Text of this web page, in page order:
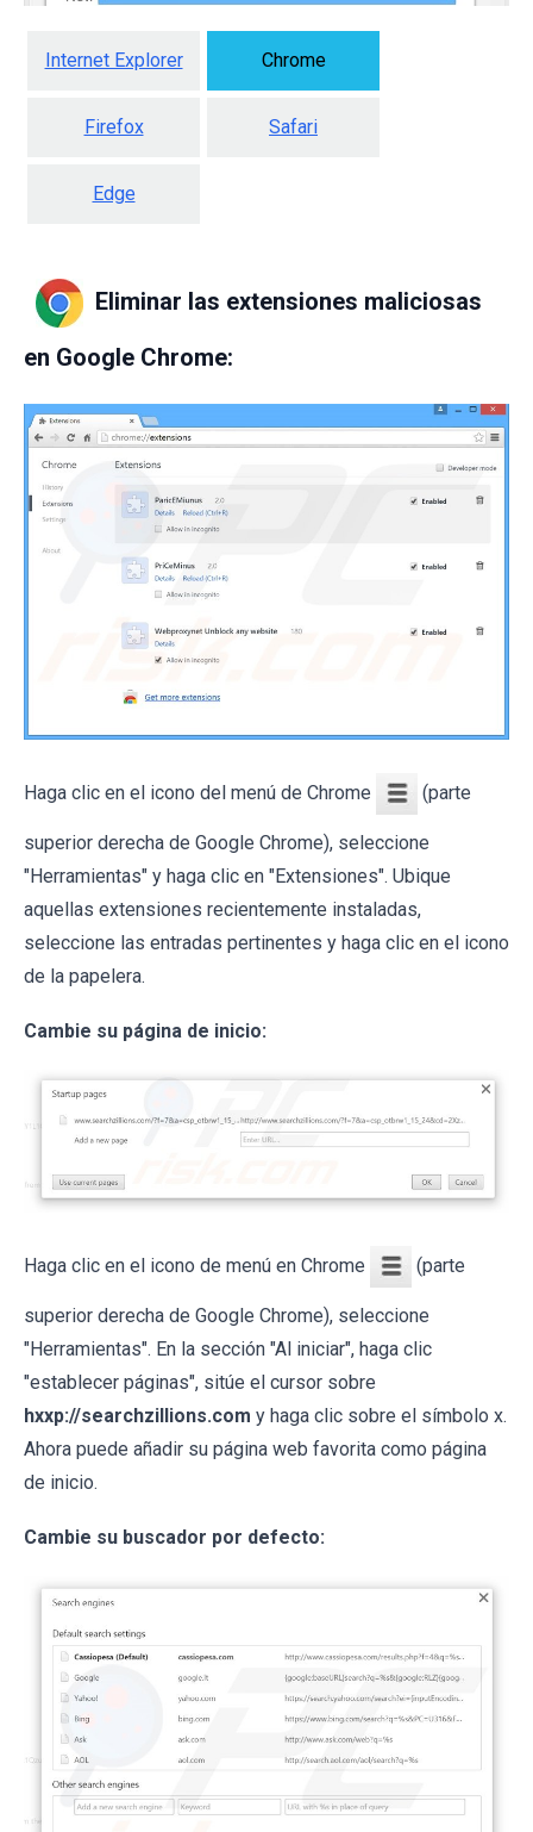
Internet Explorer Chrome
Firefox Safari
Edge
Eliminar las extensiones maliciosas
en Google Chrome:
Haga clic en el icono del menú de Chrome (parte
superior derecha de Google Chrome), seleccione
"Herramientas" y haga clic en "Extensiones". Ubique
aquellas extensiones recientemente instaladas,
seleccione las entradas pertinentes y haga clic en el icono
de la papelera.
Cambie su página de inicio:
Haga clic en el icono de menú en Chrome (parte
superior derecha de Google Chrome), seleccione
"Herramientas". En la sección "Al iniciar", haga clic
"establecer páginas", sitúe el cursor sobre
hxxp://searchzillions.com y haga clic sobre el símbolo x.
Ahora puede añadir su página web favorita como página
de inicio.
Cambie su buscador por defecto: